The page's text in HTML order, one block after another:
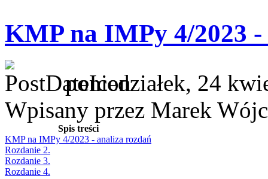
KMP na IMPy 4/2023
poniedziałek, 24
Wpisany przez Marek
Spis treści
KMP na IMPy 4/2023 - analiza rozdań
Rozdanie 2.
Rozdanie 3.
Rozdanie 4.